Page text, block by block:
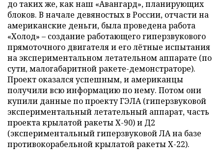
до таких же, как наш «Авангард», планирующих
блоков. В начале девяностых в России, отчасти на
американские деньги, была проведена работа
«Холод» – создание работающего гиперзвукового
прямоточного двигателя и его лётные испытания
на экспериментальном летательном аппарате (по
сути, малогабаритной ракете-демонстраторе).
Проект оказался успешным, и американцы
получили всю информацию по нему. Потом они
купили данные по проекту ГЭЛА (гиперзвуковой
экспериментальный летательный аппарат, часть
проекта крылатой ракеты Х-90) и Д2
(экспериментальный гиперзвуковой ЛА на базе
противокорабельной крылатой ракеты Х-22).